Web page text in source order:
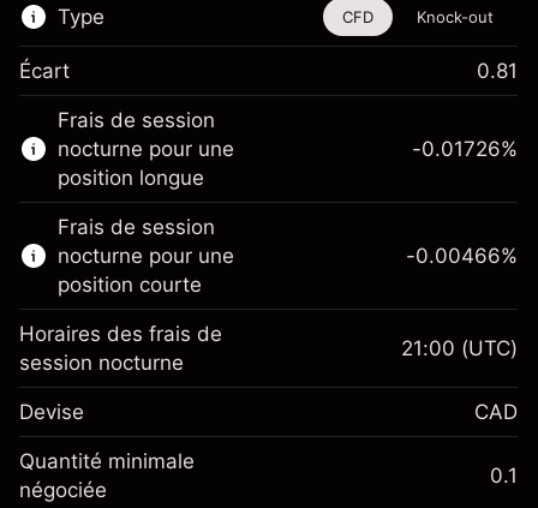
Type
Cet instrument financier est disponible pour
le trading via les CFD et les Knock-outs.
En savoir plus sur :
CFD
Knock-outs
CFD Knock-out
Écart 0.81
Frais de session
nocturne pour une
position longue
Marge. Votre
investissement
CA$1,000.00
Ajustement des fonds
de overnight
-0.01726%
Frais de session
nocturne pour une
position courte
Marge. Votre
-0.00466%
Horaires des frais de
session nocturne
21:00 (UTC)
Devise CAD
Quantité minimale
négociée
0.1